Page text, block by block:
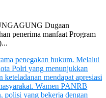
Dugaan
penerima manfaat Program